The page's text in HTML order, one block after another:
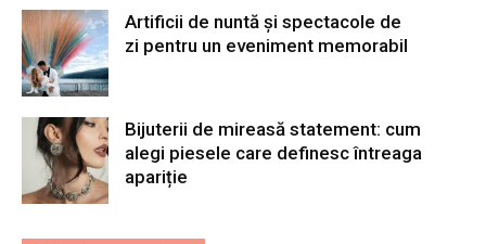
Artificii de nuntă și spectacole de
zi pentru un eveniment memorabil
Bijuterii de mireasă statement: cum
alegi piesele care definesc întreaga
apariție